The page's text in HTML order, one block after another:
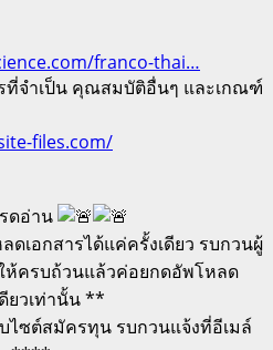
franco-thai…
ที่จำเป็น คุณสมบัติอื่นๆ และเกณฑ์
files.com/
ดอ่าน
เอกสารได้แค่ครั้งเดียว รบกวนผู้
ห้ครบถ้วนแล้วค่อยกดอัพโหลด
ยวเท่านั้น **
ซต์สมัครทุน รบกวนแจ้งที่อีเมล์